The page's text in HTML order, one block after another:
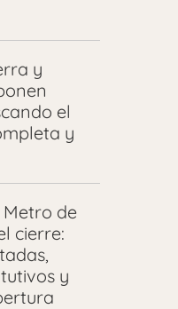
y
el
y
Metro de
cierre:
y